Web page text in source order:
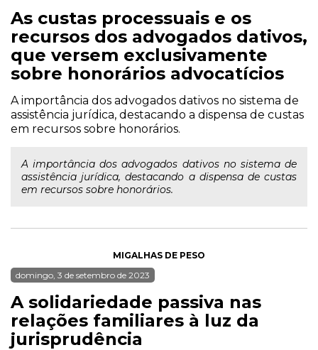
As custas processuais e os
recursos dos advogados dativos,
que versem exclusivamente
sobre honorários advocatícios
A importância dos advogados dativos no sistema de
assistência jurídica, destacando a dispensa de custas
em recursos sobre honorários.
A importância dos advogados dativos no sistema de
assistência jurídica, destacando a dispensa de custas
em recursos sobre honorários.
MIGALHAS DE PESO
domingo, 3 de setembro de 2023
A solidariedade passiva nas
relações familiares à luz da
jurisprudência